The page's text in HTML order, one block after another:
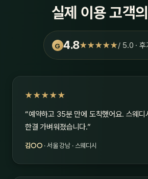
실제 이용 고객의
G 4.8★★★★★/ 5.0 ·
★★★★★
“예약하고 35분 만에 도착했어요. 스웨디
한결 가벼워졌습니다.”
김○○ · 서울 강남 · 스웨디시